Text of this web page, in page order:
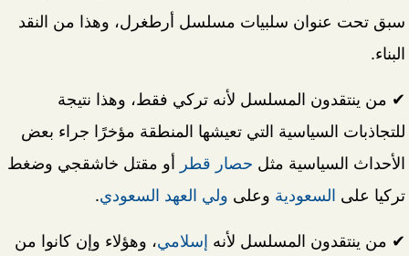
سبق تحت عنوان سلبيات مسلسل أرطغرل، وهذا من النقد
البناء.
✔ من ينتقدون المسلسل لأنه تركي فقط، وهذا نتيجة
للتجاذبات السياسية التي تعيشها المنطقة مؤخرًا جراء بعض
الأحداث السياسية مثل حصار قطر أو مقتل خاشقجي وضغط
تركيا على السعودية وعلى ولي العهد السعودي.
✔ من ينتقدون المسلسل لأنه إسلامي، وهؤلاء وإن كانوا من